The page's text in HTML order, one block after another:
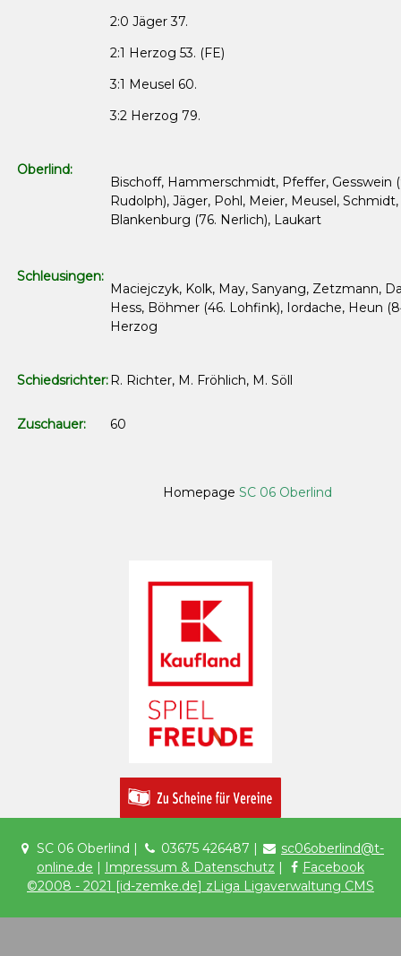
2:0 Jäger 37.
2:1 Herzog 53. (FE)
3:1 Meusel 60.
3:2 Herzog 79.
Oberlind:
Bischoff, Hammerschmidt, Pfeffer, Gesswein
Rudolph), Jäger, Pohl, Meier, Meusel, Schmidt,
Blankenburg (76. Nerlich), Laukart
Schleusingen:
Maciejczyk, Kolk, May, Sanyang, Zetzmann,
Hess, Böhmer (46. Lohfink), Iordache, Heun
Herzog
Schiedsrichter: R. Richter, M. Fröhlich, M. Söll
Zuschauer: 60
Homepage SC 06 Oberlind
SC 06 Oberlind | 03675 426487 |
sc06oberlind@t-
online.de | Impressum & Datenschutz |
Facebook
©2008 - 2021 [id-zemke.de] zLiga Ligaverwaltung CMS